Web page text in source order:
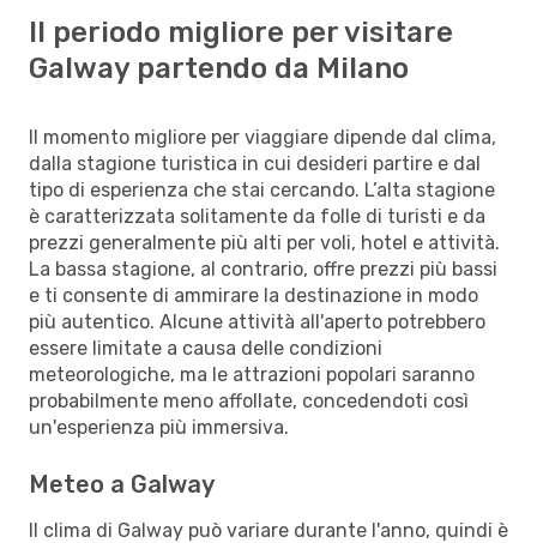
Il periodo migliore per visitare
Galway partendo da Milano
Il momento migliore per viaggiare dipende dal clima,
dalla stagione turistica in cui desideri partire e dal
tipo di esperienza che stai cercando. L’alta stagione
è caratterizzata solitamente da folle di turisti e da
prezzi generalmente più alti per voli, hotel e attività.
La bassa stagione, al contrario, offre prezzi più bassi
e ti consente di ammirare la destinazione in modo
più autentico. Alcune attività all'aperto potrebbero
essere limitate a causa delle condizioni
meteorologiche, ma le attrazioni popolari saranno
probabilmente meno affollate, concedendoti così
un'esperienza più immersiva.
Meteo a Galway
Il clima di Galway può variare durante l'anno, quindi è